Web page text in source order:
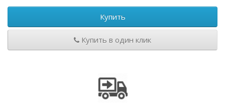
Купить
Купить в один клик